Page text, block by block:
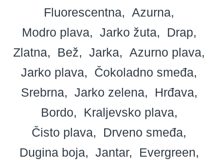
Fluorescentna
Azurna
Modro plava
Jarko žuta
Drap
Zlatna
Bež Jarka
Azurno plava
Jarko plava
Čokoladno smeđa
Srebrna
Jarko zelena
Hrđava
Bordo
Kraljevsko plava
Čisto plava
Drveno smeđa
Dugina boja
Jantar Evergreen